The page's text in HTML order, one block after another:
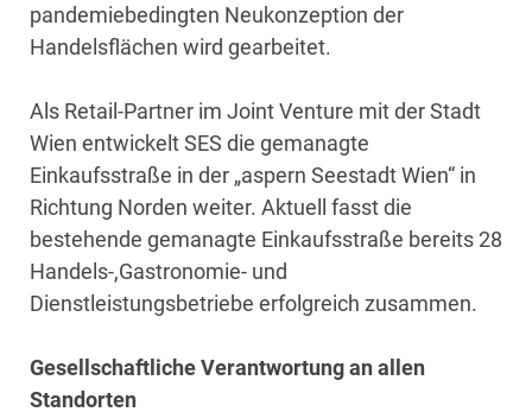
pandemiebedingten Neukonzeption der
Handelsflächen wird gearbeitet.
Als Retail-Partner im Joint Venture mit der Stadt
Wien entwickelt SES die gemanagte
Einkaufsstraße in der „aspern Seestadt Wien“ in
Richtung Norden weiter. Aktuell fasst die
bestehende gemanagte Einkaufsstraße bereits 28
Handels-,Gastronomie- und
Dienstleistungsbetriebe erfolgreich zusammen.
Gesellschaftliche Verantwortung an allen
Standorten